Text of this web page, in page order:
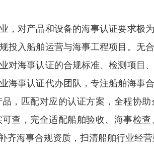
，对产品和设备的海事认证要求极
投入船舶运营与海事工程项目。无
对海事认证的合规标准、检测项目
海事认证代办团队，专注船舶海事
，匹配对应的认证方案，全程协
查，完全适配船舶验收、海事检
海事合规资质，扫清船舶行业经营